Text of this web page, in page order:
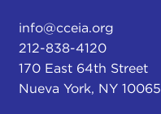
info@cceia.org
212-838-4120
170 East 64th Street
Nueva York, NY 10065